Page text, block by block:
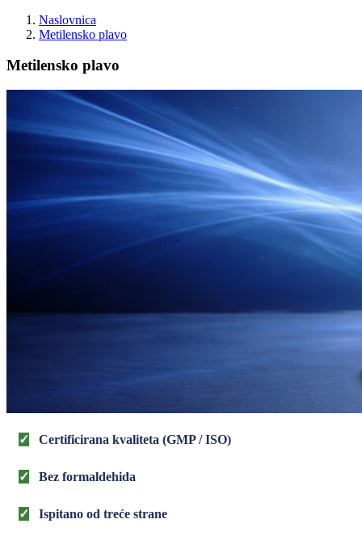
Naslovnica
Metilensko plavo
Metilensko plavo
✓ Certificirana kvaliteta (GMP / ISO)
✓ Bez formaldehida
✓ Ispitano od treće strane